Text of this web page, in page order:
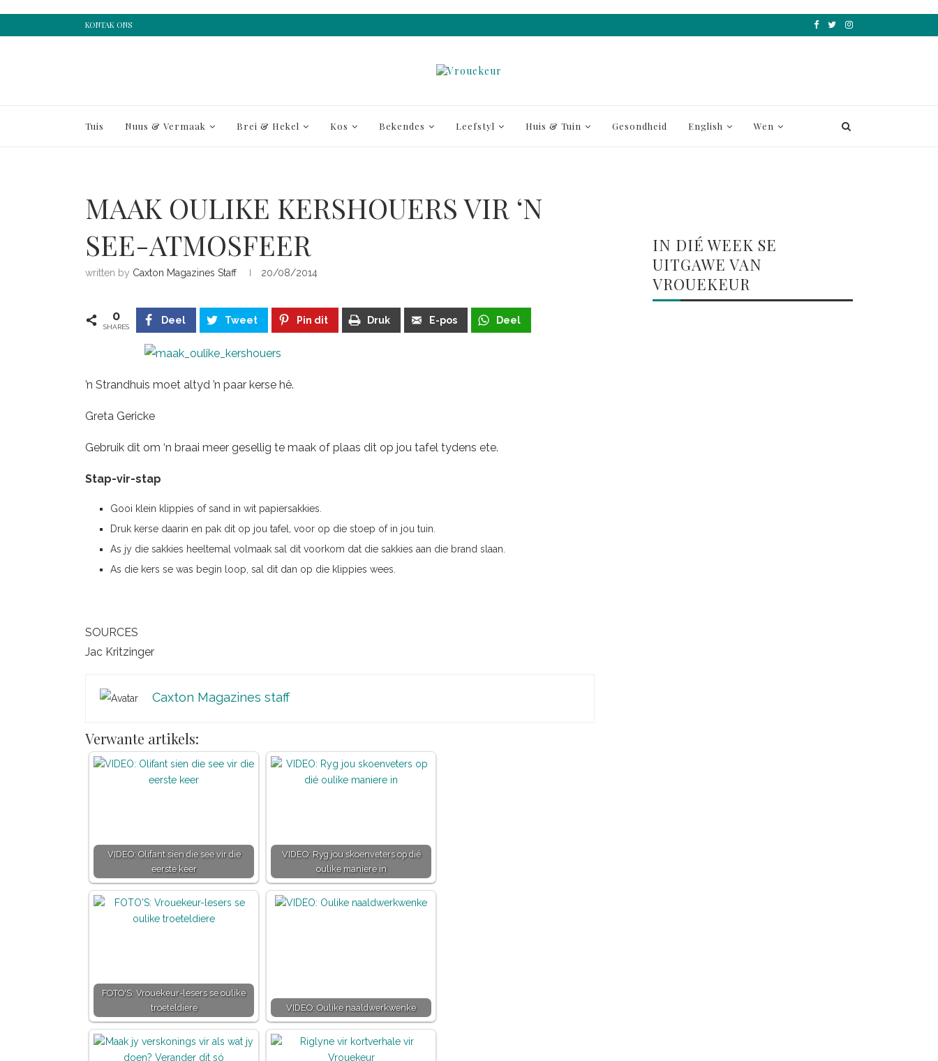
KONTAK ONS
Tuis Nuus & Vermaak Brei & Hekel Kos Bekendes Leefstyl Huis & Tuin Gesondheid English Wen
MAAK OULIKE KERSHOUERS VIR ‘N
SEE-ATMOSFEER
written by Caxton Magazines Staff 20/08/2014
0
SHARES
Deel Tweet Pin dit Druk E-pos Deel
’n Strandhuis moet altyd ’n paar kerse hê.
Greta Gericke
Gebruik dit om ‘n braai meer gesellig te maak of plaas dit op jou tafel tydens ete.
Stap-vir-stap
Gooi klein klippies of sand in wit papiersakkies.
Druk kerse daarin en pak dit op jou tafel, voor op die stoep of in jou tuin.
As jy die sakkies heeltemal volmaak sal dit voorkom dat die sakkies aan die brand slaan.
As die kers se was begin loop, sal dit dan op die klippies wees.
SOURCES
Jac Kritzinger
Caxton Magazines staff
Verwante artikels:
VIDEO: Olifant sien die see vir die
eerste keer
VIDEO: Ryg jou skoenveters op dié
oulike maniere in
FOTO'S: Vrouekeur-lesers se oulike
troeteldiere
VIDEO: Oulike naaldwerkwenke
IN DIÉ WEEK SE
UITGAWE VAN
VROUEKEUR